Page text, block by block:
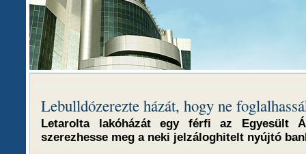
Lebulldózerezte házát, hogy ne
Letarolta lakóházát egy férfi az Egyesült
szerezhesse meg a neki jelzáloghitelt nyújtó